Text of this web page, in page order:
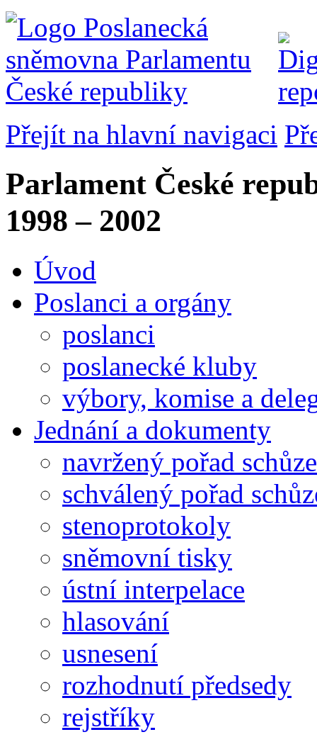
Přejít na hlavní navigaci
Parlament České
1998 – 2002
Úvod
Poslanci a orgány
poslanci
poslanecké kluby
výbory, komise a
Jednání a dokumenty
navržený pořad schůze
schválený pořad
stenoprotokoly
sněmovní tisky
ústní interpelace
hlasování
usnesení
rozhodnutí předsedy
rejstříky